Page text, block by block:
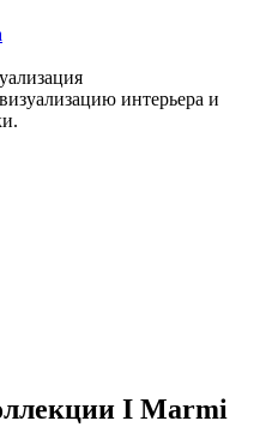
интерьера и
I Marmi